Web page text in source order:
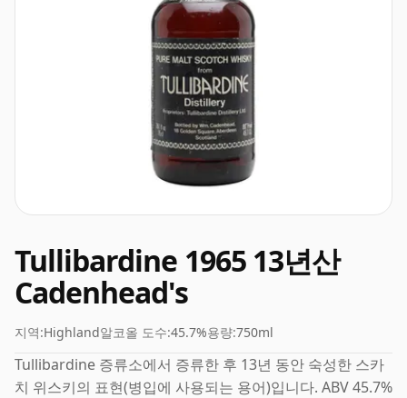
Tullibardine 1965 13년산
Cadenhead's
지역:Highland알코올 도수:45.7%용량:750ml
Tullibardine 증류소에서 증류한 후 13년 동안 숙성한 스카
치 위스키의 표현(병입에 사용되는 용어)입니다. ABV 45.7%